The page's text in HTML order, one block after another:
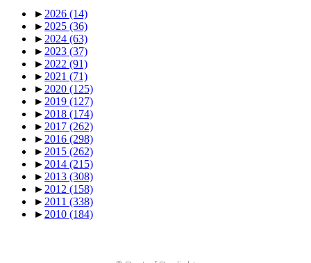
► 2026 (14)
► 2025 (36)
► 2024 (63)
► 2023 (37)
► 2022 (91)
► 2021 (71)
► 2020 (125)
► 2019 (127)
► 2018 (174)
► 2017 (262)
► 2016 (298)
► 2015 (262)
► 2014 (215)
► 2013 (308)
► 2012 (158)
► 2011 (338)
► 2010 (184)